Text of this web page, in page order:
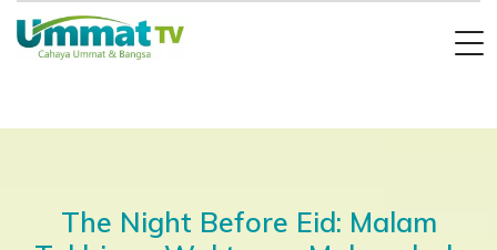
The Night Before Eid: Malam